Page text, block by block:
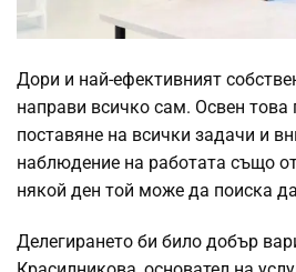
Дори и най-ефективният
направи всичко сам. Освен това
поставяне на всички задачи и
наблюдение на работата също
някой ден той може да поиска
Делегирането би било добър